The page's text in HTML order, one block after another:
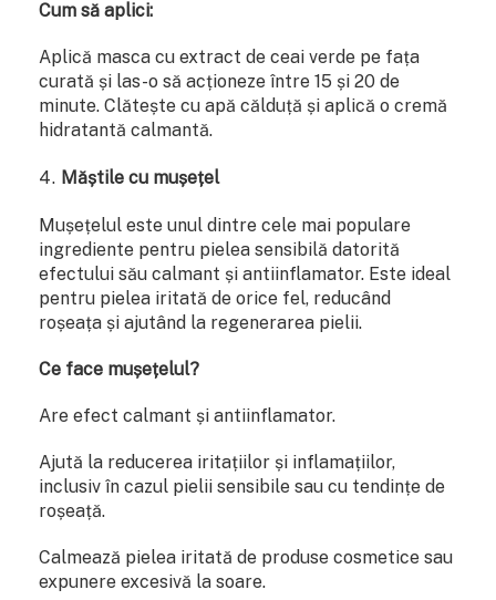
Cum să aplici:
Aplică masca cu extract de ceai verde pe fața
curată și las-o să acționeze între 15 și 20 de
minute. Clătește cu apă călduță și aplică o cremă
hidratantă calmantă.
Măștile cu mușețel
Mușețelul este unul dintre cele mai populare
ingrediente pentru pielea sensibilă datorită
efectului său calmant și antiinflamator. Este ideal
pentru pielea iritată de orice fel, reducând
roșeața și ajutând la regenerarea pielii.
Ce face mușețelul?
Are efect calmant și antiinflamator.
Ajută la reducerea iritațiilor și inflamațiilor,
inclusiv în cazul pielii sensibile sau cu tendințe de
roșeață.
Calmează pielea iritată de produse cosmetice sau
expunere excesivă la soare.